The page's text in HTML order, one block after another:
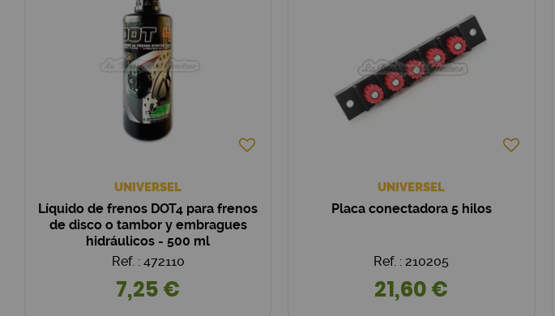
UNIVERSEL
Líquido de frenos DOT4 para frenos
de disco o tambor y embragues
hidráulicos - 500 ml
Ref. : 472110
7,25 €
UNIVERSEL
Placa conectadora 5 hilos
Ref. : 210205
21,60 €